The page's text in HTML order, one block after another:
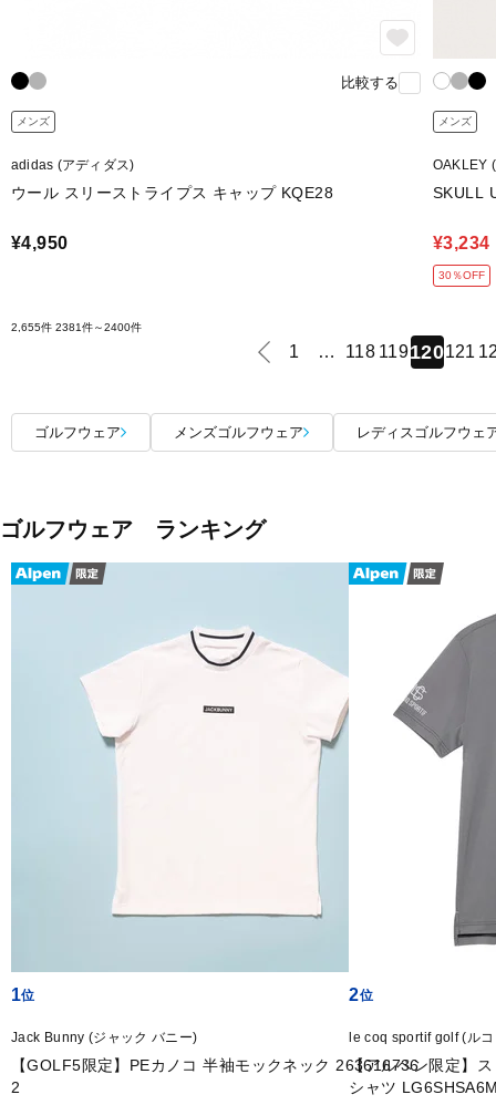
比較する
メンズ
adidas (アディダス)
ウール スリーストライプス キャップ KQE28
¥4,950
メンズ
OAKLEY
SKULL
¥3,234
30％OFF
2,655件 2381件～2400件
1 … 118 119120121
ゴルフウェア メンズゴルフウェア レディスゴルフウェ
ゴルフウェア ランキング
1
Jack Bunny (ジャック バニー)
【GOLF5限定】PEカノコ 半袖モックネック 263616736
2
2
le coq sportif golf (ル
【アルペン限定】
シャツ